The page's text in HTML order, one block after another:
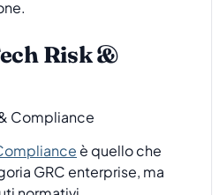
Risk &
è quello che
GRC enterprise, ma